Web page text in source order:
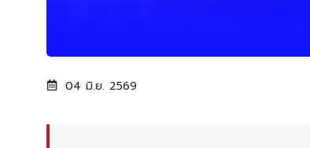
04 มิ.ย. 2569